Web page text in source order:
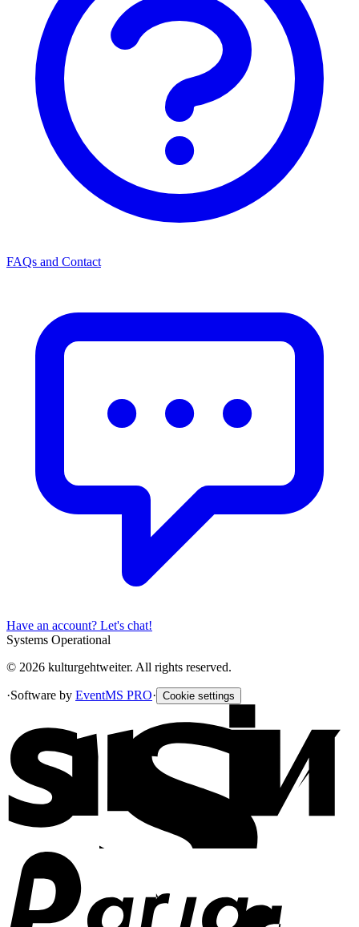
FAQs and Contact
Have an account? Let's chat!
Systems Operational
© 2026 kulturgehtweiter. All rights reserved.
·Software by EventMS PRO· Cookie settings